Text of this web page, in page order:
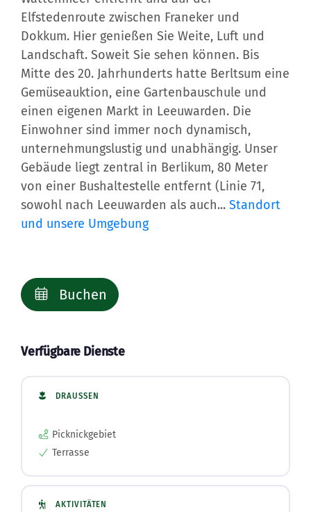
Elfstedenroute zwischen Franeker und
Dokkum. Hier genießen Sie Weite, Luft und
Landschaft. Soweit Sie sehen können. Bis
Mitte des 20. Jahrhunderts hatte Berltsum eine
Gemüseauktion, eine Gartenbauschule und
einen eigenen Markt in Leeuwarden. Die
Einwohner sind immer noch dynamisch,
unternehmungslustig und unabhängig. Unser
Gebäude liegt zentral in Berlikum, 80 Meter
von einer Bushaltestelle entfernt (Linie 71,
sowohl nach Leeuwarden als auch... Standort
und unsere Umgebung
Buchen
Verfügbare Dienste
DRAUSSEN
Picknickgebiet
Terrasse
AKTIVITÄTEN